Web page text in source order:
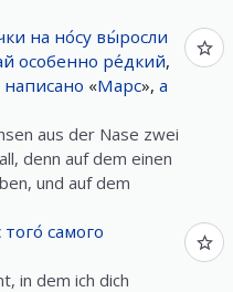
на но́су вы́росли
особенно ре́дкий,
написано «Марс», а
aus der Nase zwei
denn auf dem einen
und auf dem
того́ самого
in dem ich dich